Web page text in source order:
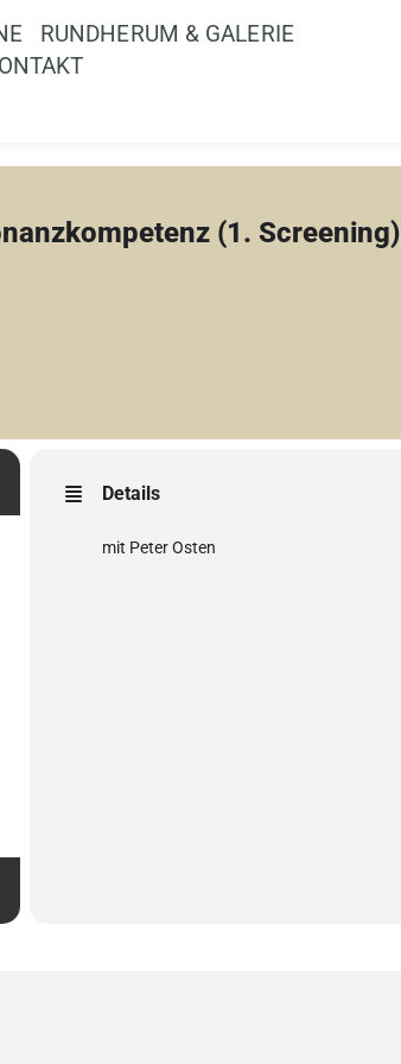
RUNDHERUM & GALERIE
(1. Screening)
Details
mit Peter Osten